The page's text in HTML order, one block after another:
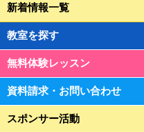
新着情報一覧
教室を探す
無料体験レッスン
資料請求・お問い合わせ
スポンサー活動